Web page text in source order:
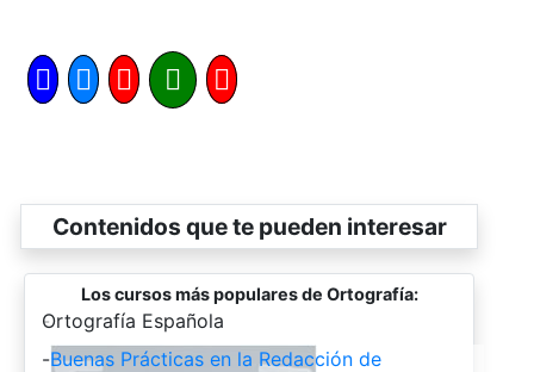
Contenidos que te pueden interesar
Los cursos más populares de Ortografía:
-
Ortografía Española
-Buenas Prácticas en la Redacción de